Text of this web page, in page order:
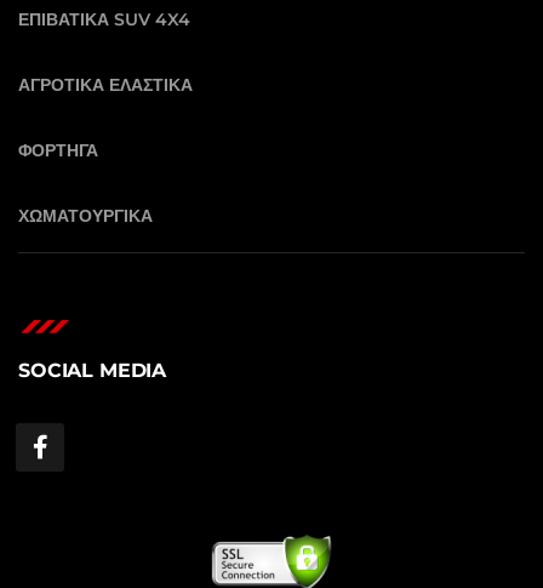
ΕΠΙΒΑΤΙΚΑ SUV 4X4
ΑΓΡΟΤΙΚΑ ΕΛΑΣΤΙΚΑ
ΦΟΡΤΗΓΑ
ΧΩΜΑΤΟΥΡΓΙΚΑ
SOCIAL MEDIA